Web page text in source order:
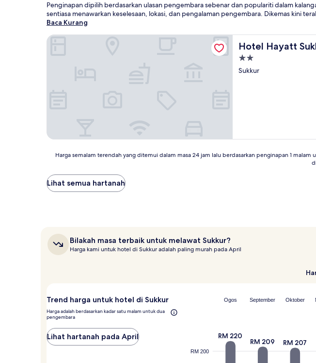
Penginapan dipilih berdasarkan ulasan pengembara sebenar dan populariti dalam
sentiasa menawarkan keselesaan, lokasi, dan pengalaman pengembara. Dikemas kini
Baca Kurang
Hotel Hayatt
Hotel Hayatt Sukkur
Hartanah
2.0
Sukkur
Hotel Hayatt Sukkur
Harga
terendah
yang
ditemui
lalu
berdasarkan
penginapan
orang
dewasa.
Harga
dan
ketersediaan
adalah
tertakluk
Harga semalam terendah yang ditemui dalam masa 24 jam lalu berdasarkan penginapan 1
Lihat semua hartanah
Bilakah
masa
terbaik
Bilakah masa terbaik untuk melawat Sukkur?
Harga kami untuk hotel di Sukkur adalah paling murah pada April
Trend harga untuk hotel di Sukkur
Harga adalah berdasarkan kadar satu malam untuk dua
pengembara
Lihat hartanah pada April
RM 200
Ogos September Oktober
RM 220
RM 209 RM 207